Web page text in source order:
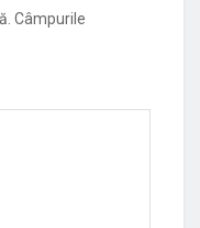
Câmpurile